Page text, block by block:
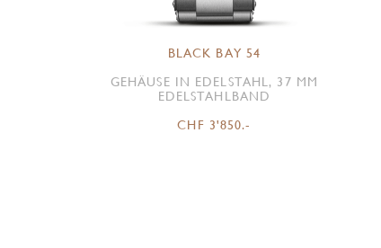
BLACK BAY 54
GEHÄUSE IN EDELSTAHL, 37 MM
EDELSTAHLBAND
CHF 3'850.-